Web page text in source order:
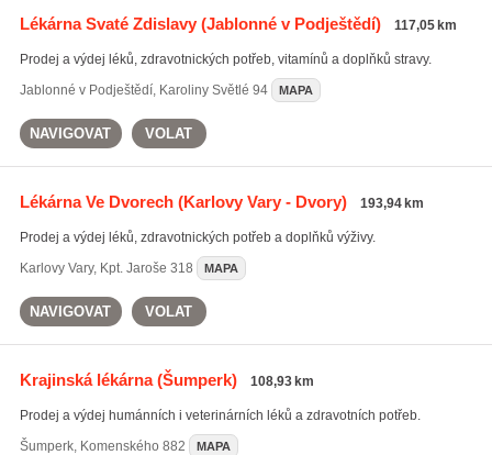
Lékárna Svaté Zdislavy(Jablonné v Podještědí) 117,05 km
Prodej a výdej léků, zdravotnických potřeb, vitamínů a doplňků stravy.
Jablonné v Podještědí, Karoliny Světlé 94 MAPA
NAVIGOVAT VOLAT
Lékárna Ve Dvorech(Karlovy Vary - Dvory) 193,94 km
Prodej a výdej léků, zdravotnických potřeb a doplňků výživy.
Karlovy Vary, Kpt. Jaroše 318 MAPA
NAVIGOVAT VOLAT
Krajinská lékárna(Šumperk) 108,93 km
Prodej a výdej humánních i veterinárních léků a zdravotních potřeb.
Šumperk, Komenského 882 MAPA